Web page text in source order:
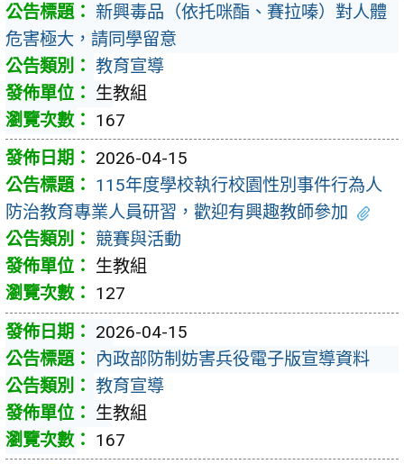
新興毒品（依托咪酯、賽拉嗪）對人體
危害極大，請同學留意
教育宣導
生教組
167
2026-04-15
115年度學校執行校園性別事件行為人
防治教育專業人員研習，歡迎有興趣教師參加
競賽與活動
生教組
127
2026-04-15
內政部防制妨害兵役電子版宣導資料
教育宣導
生教組
167